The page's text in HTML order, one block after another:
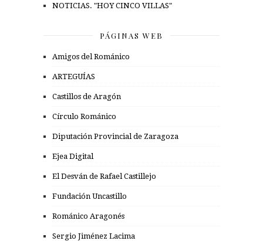
NOTICIAS. "HOY CINCO VILLAS"
PÁGINAS WEB
Amigos del Románico
ARTEGUÍAS
Castillos de Aragón
Círculo Románico
Diputación Provincial de Zaragoza
Ejea Digital
El Desván de Rafael Castillejo
Fundación Uncastillo
Románico Aragonés
Sergio Jiménez Lacima